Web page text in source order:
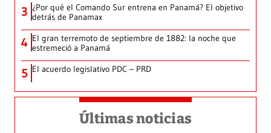
3 ¿Por qué el Comando Sur entrena en Panamá? El objetivo
detrás de Panamax
4 El gran terremoto de septiembre de 1882: la noche que
estremeció a Panamá
5 El acuerdo legislativo PDC – PRD
Últimas noticias